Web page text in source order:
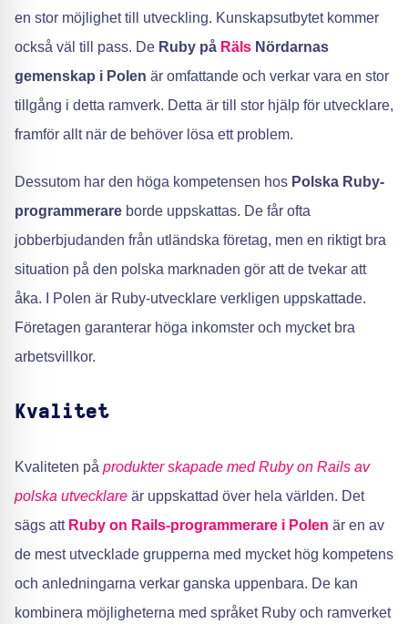
en stor möjlighet till utveckling. Kunskapsutbytet kommer
också väl till pass. De Ruby på Räls Nördarnas
gemenskap i Polen är omfattande och verkar vara en stor
tillgång i detta ramverk. Detta är till stor hjälp för utvecklare,
framför allt när de behöver lösa ett problem.
Dessutom har den höga kompetensen hos Polska Ruby-
programmerare borde uppskattas. De får ofta
jobberbjudanden från utländska företag, men en riktigt bra
situation på den polska marknaden gör att de tvekar att
åka. I Polen är Ruby-utvecklare verkligen uppskattade.
Företagen garanterar höga inkomster och mycket bra
arbetsvillkor.
Kvalitet
Kvaliteten på produkter skapade med Ruby on Rails av
polska utvecklare är uppskattad över hela världen. Det
sägs att Ruby on Rails-programmerare i Polen är en av
de mest utvecklade grupperna med mycket hög kompetens
och anledningarna verkar ganska uppenbara. De kan
kombinera möjligheterna med språket Ruby och ramverket